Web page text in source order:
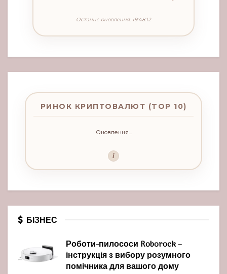
Останнє оновлення: 19:48:12
РИНОК КРИПТОВАЛЮТ (TOP 10)
Оновлення...
i
БІЗНЕС
Роботи-пилососи Roborock –
інструкція з вибору розумного
помічника для вашого дому